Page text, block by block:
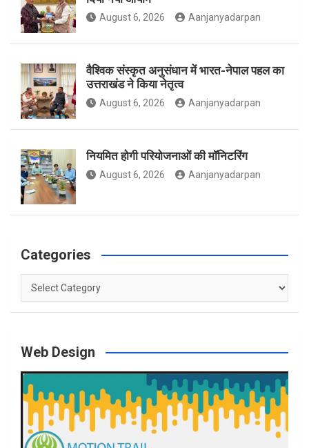
k
m
August 6, 2026 Aanjanyadarpan
वैश्विक संस्कृत अनुसंधान में भारत-नेपाल पहल का
उत्तराखंड ने किया नेतृत्व
August 6, 2026 Aanjanyadarpan
नियमित होगी परियोजनाओं की मॉनिटरिंग
August 6, 2026 Aanjanyadarpan
Categories
Categories
Web Design